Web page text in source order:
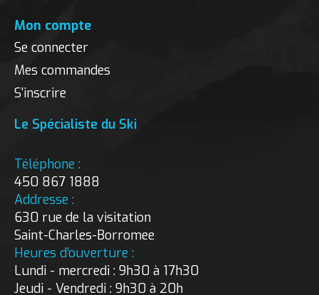
Mon compte
Se connecter
Mes commandes
S'inscrire
Le Spécialiste du Ski
Téléphone :
450 867 1888
Addresse :
630 rue de la visitation
Saint-Charles-Borromee
Heures d’ouverture :
Lundi - mercredi : 9h30 à 17h30
Jeudi - Vendredi : 9h30 à 20h